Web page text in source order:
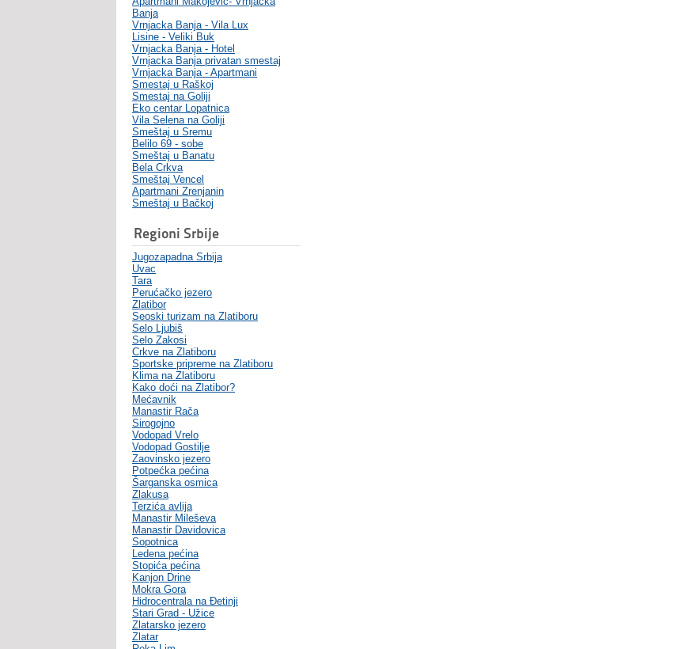
Banja
Vrnjacka Banja - Vila Lux
Lisine - Veliki Buk
Vrnjacka Banja - Hotel
Vrnjacka Banja privatan smestaj
Vrnjacka Banja - Apartmani
Smestaj u Raškoj
Smestaj na Goliji
Eko centar Lopatnica
Vila Selena na Goliji
Smeštaj u Sremu
Belilo 69 - sobe
Smeštaj u Banatu
Bela Crkva
Smeštaj Vencel
Apartmani Zrenjanin
Smeštaj u Bačkoj
Regioni Srbije
Jugozapadna Srbija
Uvac
Tara
Perućačko jezero
Zlatibor
Seoski turizam na Zlatiboru
Selo Ljubiš
Selo Zakosi
Crkve na Zlatiboru
Sportske pripreme na Zlatiboru
Klima na Zlatiboru
Kako doći na Zlatibor?
Mećavnik
Manastir Rača
Sirogojno
Vodopad Vrelo
Vodopad Gostilje
Zaovinsko jezero
Potpećka pećina
Šarganska osmica
Zlakusa
Terzića avlija
Manastir Mileševa
Manastir Davidovica
Sopotnica
Ledena pećina
Stopića pećina
Kanjon Drine
Mokra Gora
Hidrocentrala na Đetinji
Stari Grad - Užice
Zlatarsko jezero
Zlatar